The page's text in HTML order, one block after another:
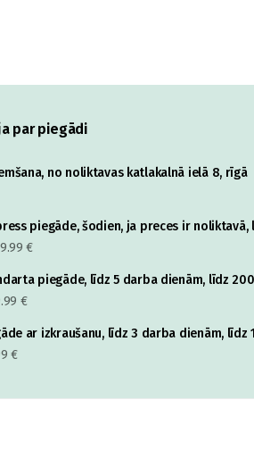
par piegādi
no noliktavas katlakalnā ielā 8, rīgā
piegāde, šodien, ja preces ir noliktavā,
€
piegāde, līdz 5 darba dienām, līdz
€
ar izkraušanu, līdz 3 darba dienām, līdz
€